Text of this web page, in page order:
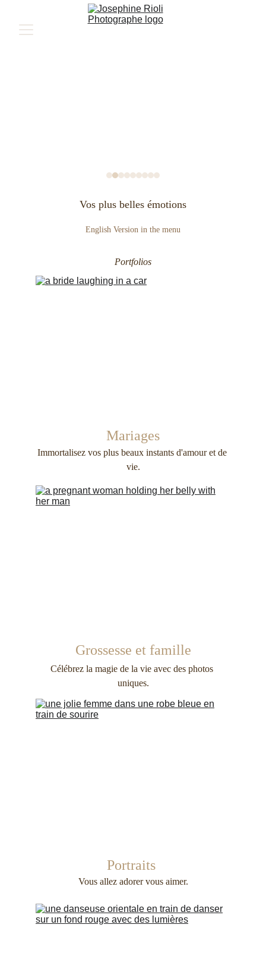
Vos plus belles émotions
Portfolios
Mariages
Immortalisez vos plus beaux instants d'amour et de
vie.
Grossesse et famille
Célébrez la magie de la vie avec des photos
uniques.
Portraits
Vous allez adorer vous aimer.
English Version in the menu